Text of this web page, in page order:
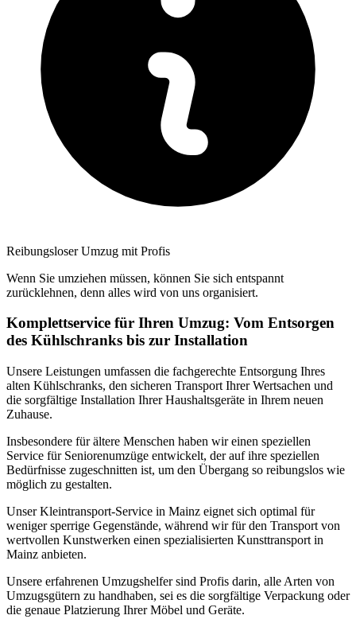
Reibungsloser Umzug mit Profis
Wenn Sie umziehen müssen, können Sie sich entspannt
zurücklehnen, denn alles wird von uns organisiert.
Komplettservice für Ihren Umzug: Vom Entsorgen
des Kühlschranks bis zur Installation
Unsere Leistungen umfassen die fachgerechte Entsorgung Ihres
alten Kühlschranks, den sicheren Transport Ihrer Wertsachen und
die sorgfältige Installation Ihrer Haushaltsgeräte in Ihrem neuen
Zuhause.
Insbesondere für ältere Menschen haben wir einen speziellen
Service für Seniorenumzüge entwickelt, der auf ihre speziellen
Bedürfnisse zugeschnitten ist, um den Übergang so reibungslos wie
möglich zu gestalten.
Unser Kleintransport-Service in Mainz eignet sich optimal für
weniger sperrige Gegenstände, während wir für den Transport von
wertvollen Kunstwerken einen spezialisierten Kunsttransport in
Mainz anbieten.
Unsere erfahrenen Umzugshelfer sind Profis darin, alle Arten von
Umzugsgütern zu handhaben, sei es die sorgfältige Verpackung oder
die genaue Platzierung Ihrer Möbel und Geräte.